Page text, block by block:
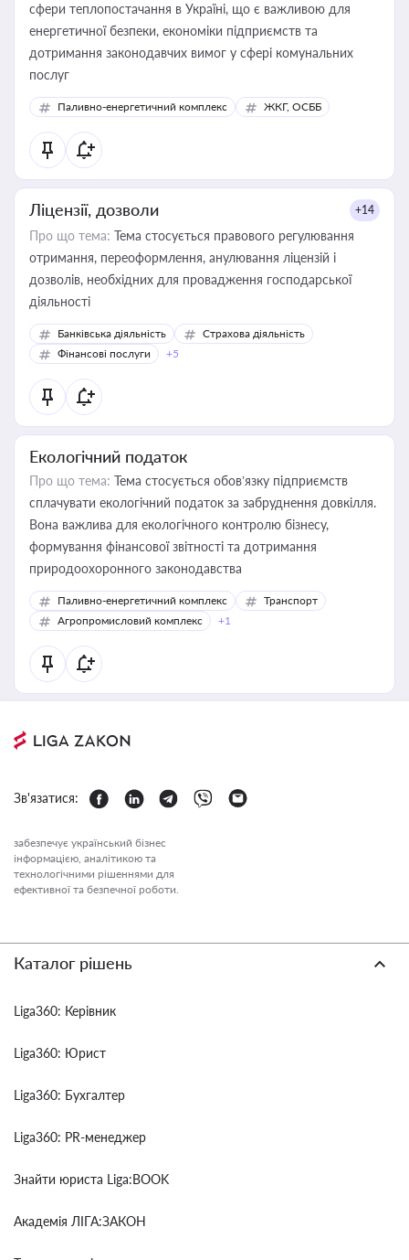
сфери теплопостачання в Україні, що є важливою для
енергетичної безпеки, економіки підприємств та
дотримання законодавчих вимог у сфері комунальних
послуг
Паливно-енергетичний комплекс ЖКГ, ОСББ
Ліцензії, дозволи +14
Про що тема: Тема стосується правового регулювання
отримання, переоформлення, анулювання ліцензій і
дозволів, необхідних для провадження господарської
діяльності
Банківська діяльність
Страхова діяльність
Фінансові послуги
+5
Екологічний податок
Про що тема: Тема стосується обов’язку підприємств
сплачувати екологічний податок за забруднення довкілля.
Вона важлива для екологічного контролю бізнесу,
формування фінансової звітності та дотримання
природоохоронного законодавства
Паливно-енергетичний комплекс
Транспорт
Агропромисловий комплекс
+1
Зв'язатися:
забезпечує український бізнес
інформацією, аналітикою та
технологічними рішеннями для
ефективної та безпечної роботи.
Каталог рішень
Liga360: Керівник
Liga360: Юрист
Liga360: Бухгалтер
Liga360: PR-менеджер
Знайти юриста Liga:BOOK
Академія ЛІГА:ЗАКОН